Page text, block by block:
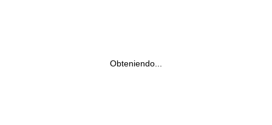
Obteniendo...